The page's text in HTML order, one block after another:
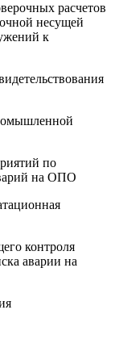
расчетов
несущей
к
по
на ОПО
контроля
аварии на